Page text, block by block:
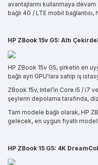
avantajlarını kullanmaya
bağlı 4G / LTE mobil
HP ZBook 15v G5: Altı
HP ZBook 15v G5, şirketin en
bağlı ayrı GPU'lara sahip iş
ZBook 15v, Intel’in Core i5 / i7
şeylerin depolama tarafında,
Tam modele bağlı olarak, HP
gelecek, en uygun fiyatlı
HP ZBook 15 G5: 4K